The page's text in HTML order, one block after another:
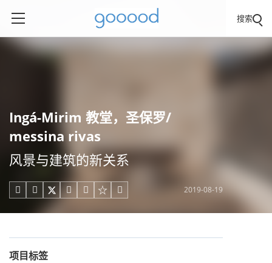
搜索
Ingá-Mirim 教堂，圣保罗/
messina rivas
风景与建筑的新关系
     2019-08-19
项目标签